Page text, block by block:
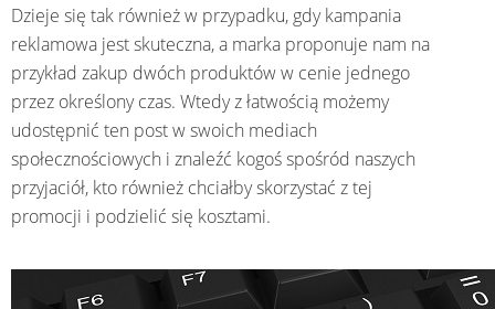
Dzieje się tak również w przypadku, gdy kampania
reklamowa jest skuteczna, a marka proponuje nam na
przykład zakup dwóch produktów w cenie jednego
przez określony czas. Wtedy z łatwością możemy
udostępnić ten post w swoich mediach
społecznościowych i znaleźć kogoś spośród naszych
przyjaciół, kto również chciałby skorzystać z tej
promocji i podzielić się kosztami.